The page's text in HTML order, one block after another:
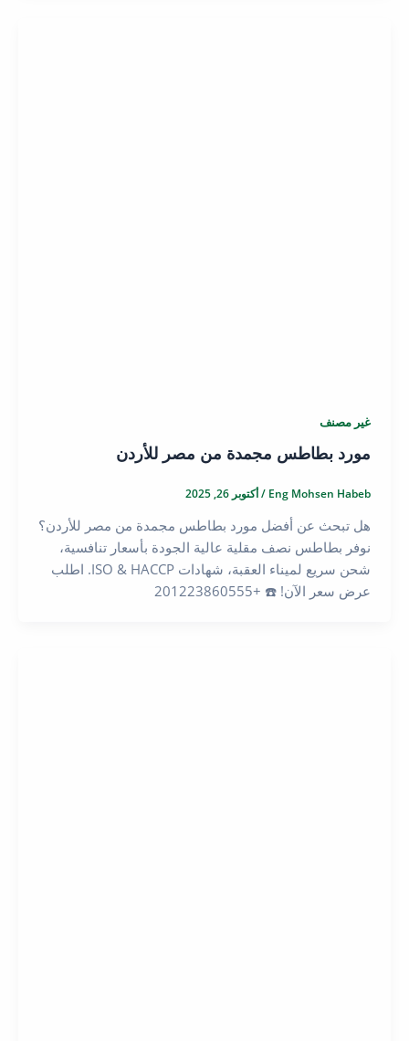
غير مصنف
مورد بطاطس مجمدة من مصر للأردن
Eng Mohsen Habeb
/أكتوبر 26, 2025
هل تبحث عن أفضل مورد بطاطس مجمدة من مصر للأردن؟
نوفر بطاطس نصف مقلية عالية الجودة بأسعار تنافسية،
شحن سريع لميناء العقبة، شهادات ISO & HACCP. اطلب
عرض سعر الآن! ☎️ +201223860555